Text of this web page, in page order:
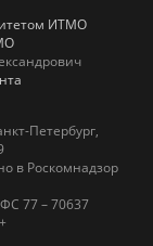
ИТМО
Петербург,
в Роскомнадзор
77 – 70637